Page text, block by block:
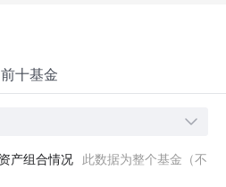
前十基金
产组合情况
此数据为整个基金（不